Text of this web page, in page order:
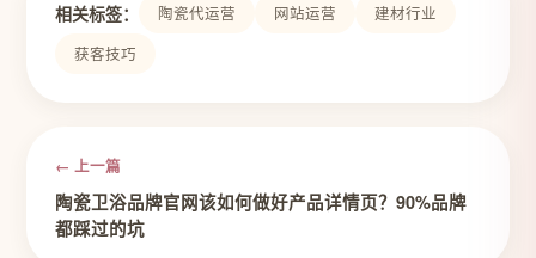
相关标签： 陶瓷代运营 网站运营
建材行业
获客技巧
← 上一篇
陶瓷卫浴品牌官网该如何做好产品详情页？90%品牌
都踩过的坑